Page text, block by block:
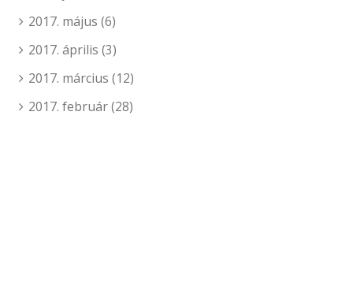
2017. május (6)
2017. április (3)
2017. március (12)
2017. február(28)